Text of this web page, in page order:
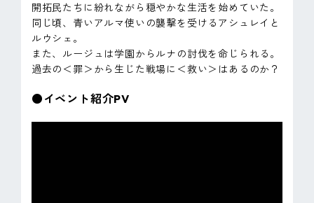
開拓民たちに紛れながら穏やかな生活を始めていた。
同じ頃、青いアルマ使いの襲撃を受けるアシュレイと
ルウシェ。
また、ルージュは学園からルナの討伐を命じられる。
過去の＜罪＞から生じた戦場に＜救い＞はあるのか？
●イベント紹介PV